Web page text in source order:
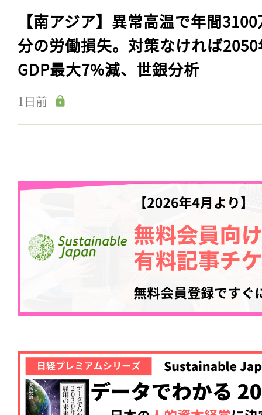
【南アジア】異常高温で年間
分の労働損失。対策なければ
GDP最大7%減、世銀分析
1日前